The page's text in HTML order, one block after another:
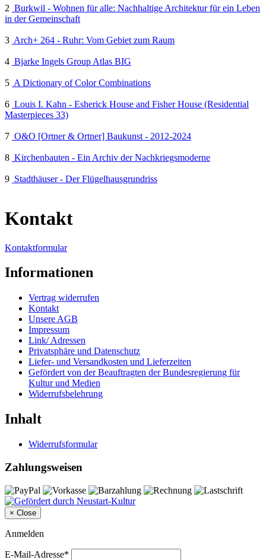
2 Burkwil - Wohnen für alle: Nachhaltige Architektur für ein Leben
in der Gemeinschaft
3 Arch+ 264 - Ruhr: Vom Gebiet zum Raum
4 Bjarke Ingels Group Atlas BIG
5 A Dictionary of Color Combinations
6 Louis I. Kahn - Esherick House and Fisher House (Residential
Masterpieces 33)
7 O&O [Ortner & Ortner] Baukunst - 2012-2024
8 Kirchenbauten - Ein Archiv der Nachkriegsmoderne
9 Stadthäuser - Der Flügelhausgrundriss
Kontakt
Kontaktformular
Informationen
Vertrag widerrufen
Kontakt
Unsere AGB
Impressum
Link/ Adressen
Privatsphäre und Datenschutz
Liefer- und Versandkosten und Lieferzeiten
Gefördert von der Beauftragten der Bundesregierung für
Kultur und Medien
Widerrufsbelehrung
Inhalt
Widerrufsformular
Zahlungsweisen
× Close
Anmelden
E-Mail-Adresse*